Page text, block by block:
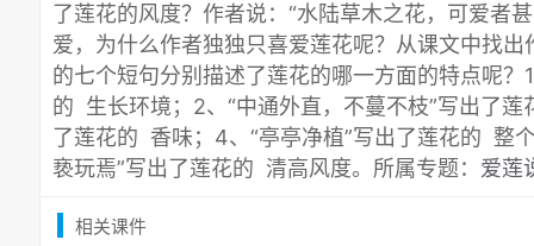
了莲花的风度？作者说：“水陆草木之花，可爱者
爱，为什么作者独独只喜爱莲花呢？从课文中找
的七个短句分别描述了莲花的哪一方面的特点呢？
的 生长环境；2、“中通外直，不蔓不枝”写出了
了莲花的 香味；4、“亭亭净植”写出了莲花的 整
亵玩焉”写出了莲花的 清高风度。所属专题： 爱莲
相关课件